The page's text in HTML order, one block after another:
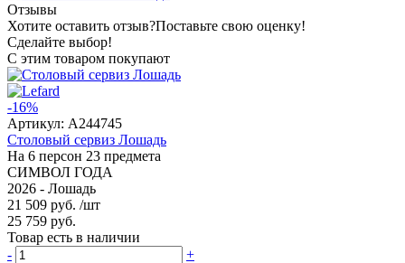
Отзывы
Хотите оставить отзыв?Поставьте свою оценку!
Сделайте выбор!
С этим товаром покупают
-16%
Артикул: A244745
Столовый сервиз Лошадь
На 6 персон 23 предмета
СИМВОЛ ГОДА
2026 - Лошадь
21 509 руб. /шт
25 759 руб.
Товар есть в наличии
-
+